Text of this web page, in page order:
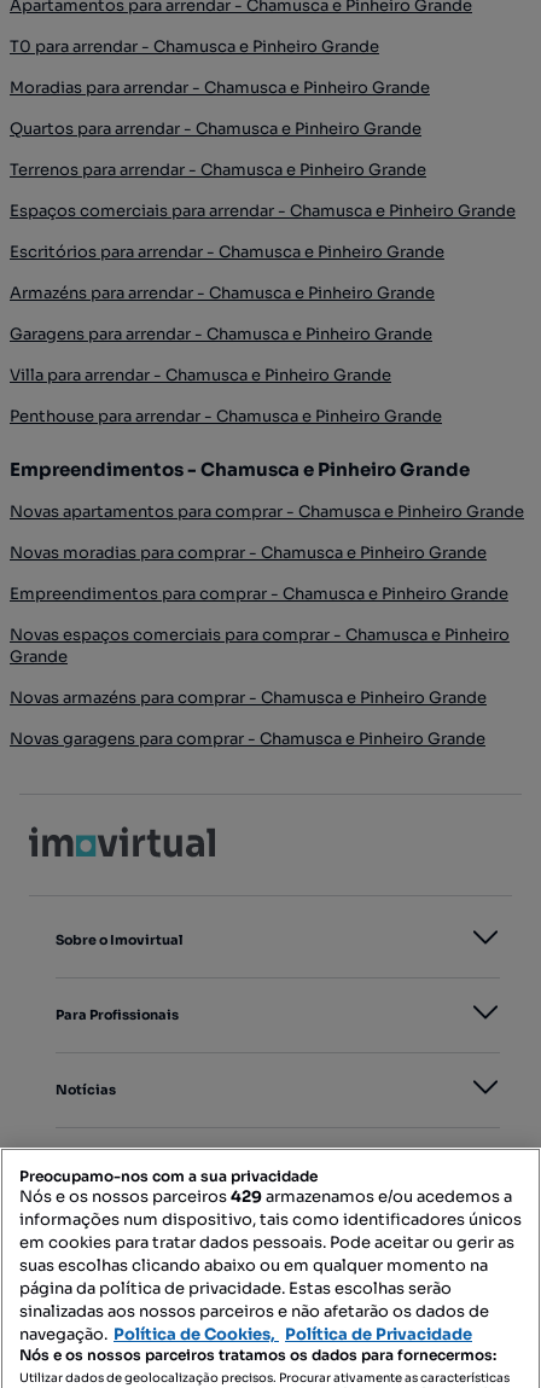
Apartamentos para arrendar - Chamusca e Pinheiro Grande
T0 para arrendar - Chamusca e Pinheiro Grande
Moradias para arrendar - Chamusca e Pinheiro Grande
Quartos para arrendar - Chamusca e Pinheiro Grande
Terrenos para arrendar - Chamusca e Pinheiro Grande
Espaços comerciais para arrendar - Chamusca e Pinheiro Grande
Escritórios para arrendar - Chamusca e Pinheiro Grande
Armazéns para arrendar - Chamusca e Pinheiro Grande
Garagens para arrendar - Chamusca e Pinheiro Grande
Villa para arrendar - Chamusca e Pinheiro Grande
Penthouse para arrendar - Chamusca e Pinheiro Grande
Empreendimentos - Chamusca e Pinheiro Grande
Novas apartamentos para comprar - Chamusca e Pinheiro Grande
Novas moradias para comprar - Chamusca e Pinheiro Grande
Empreendimentos para comprar - Chamusca e Pinheiro Grande
Novas espaços comerciais para comprar - Chamusca e Pinheiro
Grande
Novas armazéns para comprar - Chamusca e Pinheiro Grande
Novas garagens para comprar - Chamusca e Pinheiro Grande
Sobre o Imovirtual
Para Profissionais
Notícias
Mapa do Site
Contacte-nos
Preocupamo-nos com a sua privacidade
Nós e os nossos parceiros429armazenamos e/ou acedemos a
informações num dispositivo, tais como identificadores únicos
em cookies para tratar dados pessoais. Pode aceitar ou gerir as
suas escolhas clicando abaixo ou em qualquer momento na
página da política de privacidade. Estas escolhas serão
sinalizadas aos nossos parceiros e não afetarão os dados de
navegação. Política de Cookies, Política de Privacidade
Nós e os nossos parceiros tratamos os dados para fornecermos:
Utilizar dados de geolocalização precisos. Procurar ativamente as características